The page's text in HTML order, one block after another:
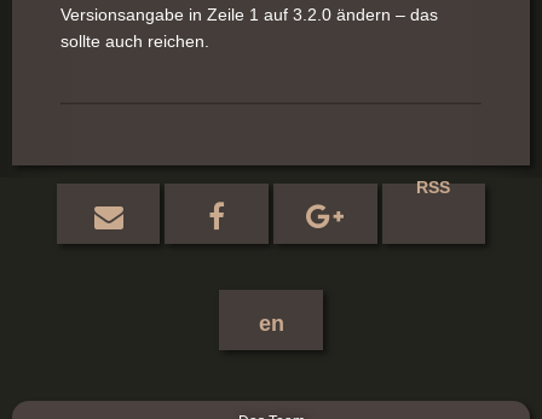
Versionsangabe in Zeile 1 auf 3.2.0 ändern – das
sollte auch reichen.
RSS
en